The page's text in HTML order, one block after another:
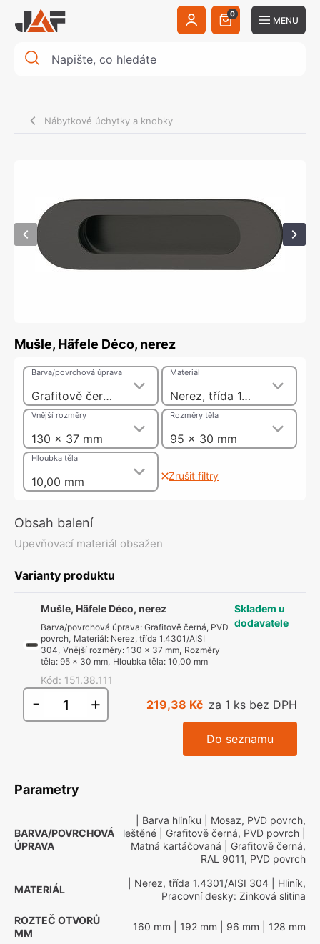
0
MENU
Nábytkové úchytky a knobky
Mušle, Häfele Déco, nerez
Grafitově černá, PVD povrch
Barva/povrchová úprava
Nerez, třída 1.4301/AISI 304
Materiál
130 x 37 mm
Vnější rozměry
95 x 30 mm
Rozměry těla
10,00 mm
Hloubka těla
Zrušit filtry
Obsah balení
Upevňovací materiál obsažen
Varianty produktu
Mušle, Häfele Déco, nerez
Barva/povrchová úprava: Grafitově černá, PVD
povrch, Materiál: Nerez, třída 1.4301/AISI
304, Vnější rozměry: 130 x 37 mm, Rozměry
těla: 95 x 30 mm, Hloubka těla: 10,00 mm
Kód: 151.38.111
Skladem u
dodavatele
- + 219,38 Kč za 1 ks bez DPH
Do seznamu
Parametry
BARVA/POVRCHOVÁ
ÚPRAVA
| Barva hliníku | Mosaz, PVD povrch,
leštěné | Grafitově černá, PVD povrch
Matná kartáčovaná | Grafitově černá,
RAL 9011, PVD povrch
MATERIÁL
| Nerez, třída 1.4301/AISI 304 | Hliník,
Pracovní desky: Zinková slitina
ROZTEČ OTVORŮ
MM
160 mm | 192 mm | 96 mm | 128 mm